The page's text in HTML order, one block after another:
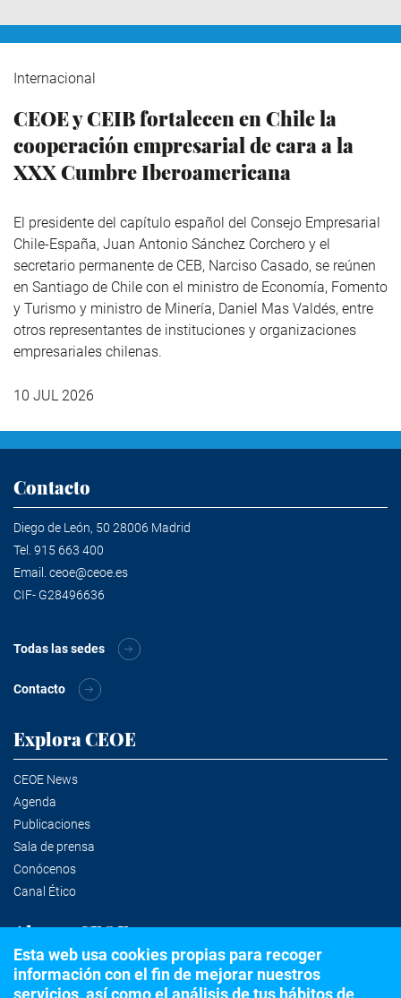
Internacional
CEOE y CEIB fortalecen en Chile la
cooperación empresarial de cara a la
XXX Cumbre Iberoamericana
El presidente del capítulo español del Consejo Empresarial
Chile-España, Juan Antonio Sánchez Corchero y el
secretario permanente de CEB, Narciso Casado, se reúnen
en Santiago de Chile con el ministro de Economía, Fomento
y Turismo y ministro de Minería, Daniel Mas Valdés, entre
otros representantes de instituciones y organizaciones
empresariales chilenas.
10 JUL 2026
Contacto
Diego de León, 50 28006 Madrid
Tel. 915 663 400
Email. ceoe@ceoe.es
CIF- G28496636
Todas las sedes
Contacto
Explora CEOE
CEOE News
Agenda
Publicaciones
Sala de prensa
Conócenos
Canal Ético
Alertas CEOE
Suscríbete a la newsletter
Esta web usa cookies propias para recoger
información con el fin de mejorar nuestros
servicios, así como el análisis de tus hábitos de